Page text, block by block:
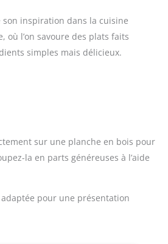
inspiration dans la cuisine
où l’on savoure des plats faits
simples mais délicieux.
sur une planche en bois pour
la en parts généreuses à l’aide
pour une présentation